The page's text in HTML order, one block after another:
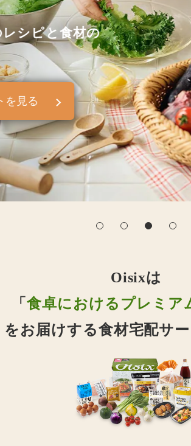
シピと食材の
を見る
Oisixは
「食卓におけるプレミア
をお届けする食材宅配サー